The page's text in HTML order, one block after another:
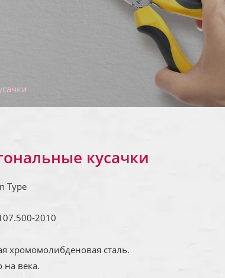
кусачки
Type
2010
хромомолибденовая сталь.
на века.